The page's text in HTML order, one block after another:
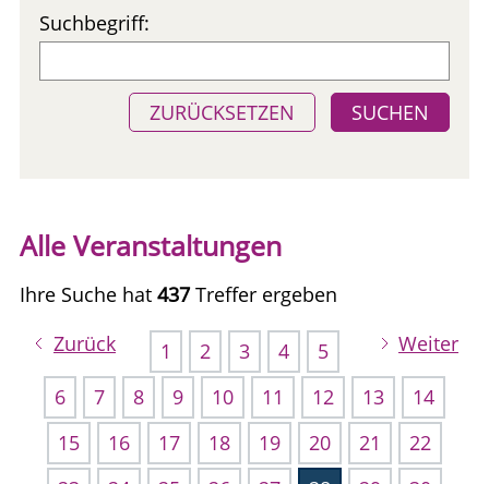
Suchbegriff:
ZURÜCKSETZEN SUCHEN
Alle Veranstaltungen
Ihre Suche hat 437Treffer ergeben
Zurück
Weiter
1 2 3 4
5
6
7 8 9 10 11 12 13
14
15
16 17 18 19 20 21
22